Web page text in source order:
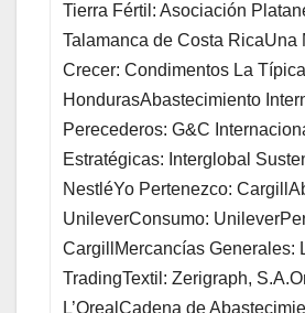
Tierra Fértil: Asociación
Talamanca de Costa RicaUna
Crecer: Condimentos La
HondurasAbastecimiento
Perecederos: G&C
Estratégicas: Interglobal
NestléYo Pertenezco:
UnileverConsumo:
CargillMercancías Generales:
TradingTextil: Zerigraph,
L’OrealCadena de